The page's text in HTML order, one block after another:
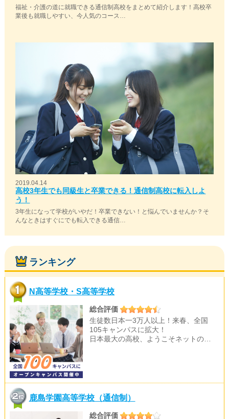
福祉・介護の道に就職できる通信制高校をまとめて紹介します！高校卒
業後も就職しやすい、今人気のコース…
2019.04.14
高校3年生でも同級生と卒業できる！通信制高校に転入しよ
う！
3年生になって学校がいやだ！卒業できない！と悩んでいませんか？そ
んなときはすぐにでも転入できる通信…
ランキング
N高等学校・S高等学校
総合評価
生徒数日本一3万人以上！来春、全国
105キャンパスに拡大！
日本最大の高校、ようこそネットの…
鹿島学園高等学校（通信制）
総合評価